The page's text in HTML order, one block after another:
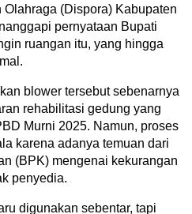
(Dispora) Kabupaten
pernyataan Bupati
ruangan itu, yang hingga
blower tersebut sebenarnya
rehabilitasi gedung yang
Murni 2025. Namun, proses
karena adanya temuan dari
(BPK) mengenai kekurangan
penyedia.
digunakan sebentar, tapi